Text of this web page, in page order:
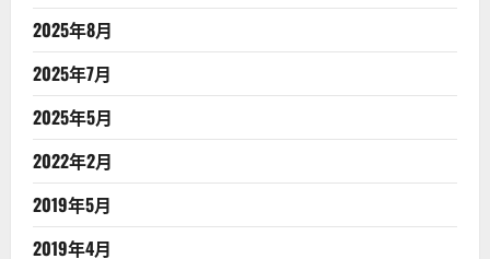
2025年8月
2025年7月
2025年5月
2022年2月
2019年5月
2019年4月